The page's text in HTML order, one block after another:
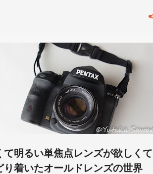
て明るい単焦点レンズが欲しくて
り着いたオールドレンズの世界